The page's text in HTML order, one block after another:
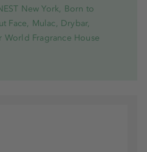
New York, Born to
Face, Mulac, Drybar,
Fragrance House